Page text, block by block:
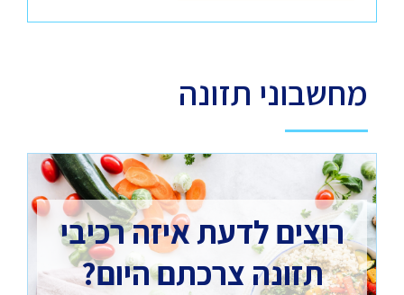
מחשבוני תזונה
רוצים לדעת איזה רכיבי
תזונה צרכתם היום?